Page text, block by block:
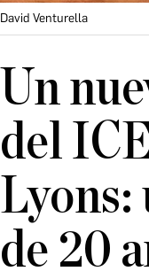
David Venturella
Un
del
Lyons:
de 20